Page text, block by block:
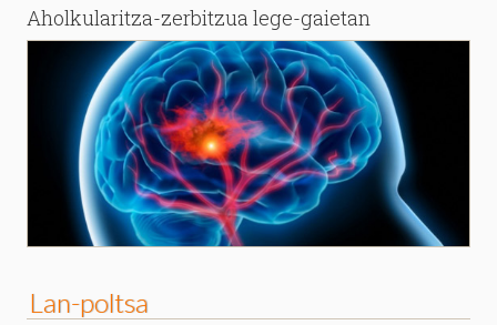
Aholkularitza-zerbitzua lege-gaietan
Lan-poltsa